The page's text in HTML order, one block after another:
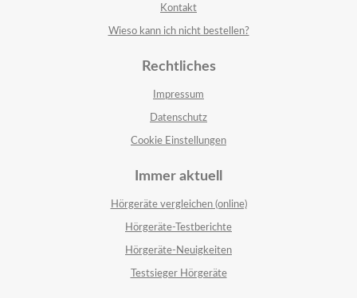
Kontakt
Wieso kann ich nicht bestellen?
Rechtliches
Impressum
Datenschutz
Cookie Einstellungen
Immer aktuell
Hörgeräte vergleichen (online)
Hörgeräte-Testberichte
Hörgeräte-Neuigkeiten
Testsieger Hörgeräte